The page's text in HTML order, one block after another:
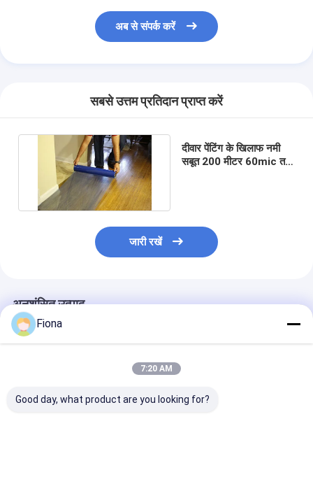
अब से संपर्क करें
सबसे उत्तम प्रतिदान प्राप्त करें
दीवार पेंटिंग के खिलाफ नमी
सबूत 200 मीटर 60mic तल
जारी रखें
अनुशंसित उत्पाद
Fiona
7:20 AM
Good day, what product are you looking for?